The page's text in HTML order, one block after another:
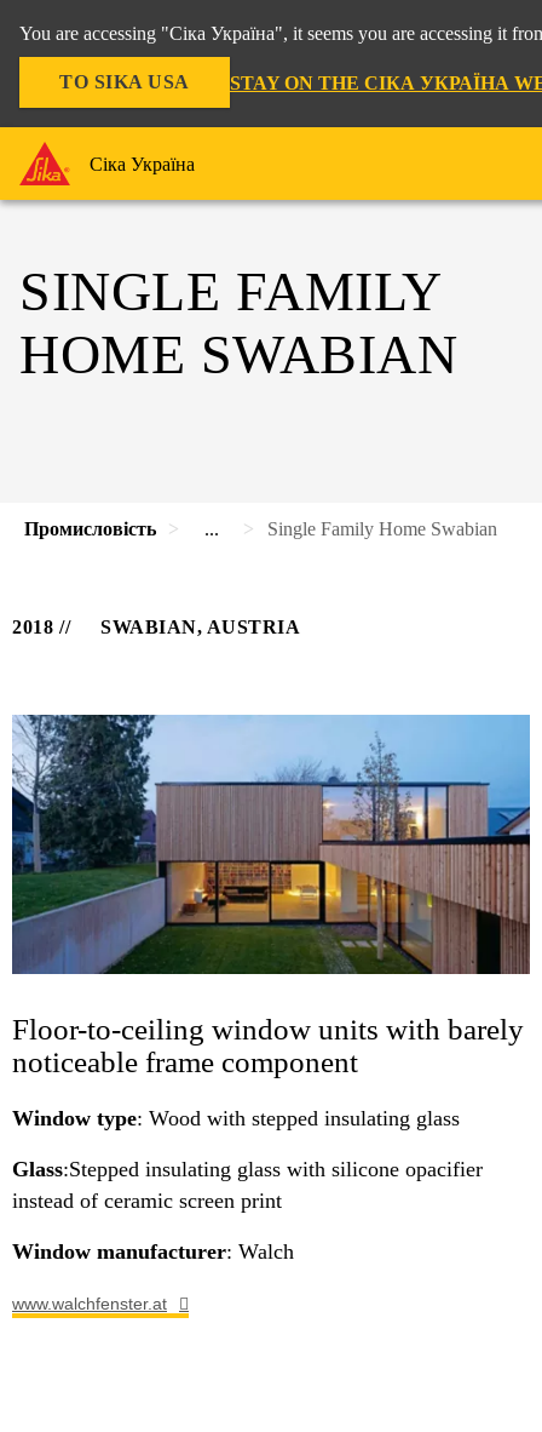
You are accessing "Сіка Україна", it seems you are accessing it
TO SIKA USA STAY ON THE СІКА УКРАЇНА
Сіка Україна
SINGLE FAMILY
HOME SWABIAN
Промисловість ... Single Family Home Swabian
2018 SWABIAN, AUSTRIA
Floor-to-ceiling window units with barely
noticeable frame component
Window type: Wood with stepped insulating glass
Glass:Stepped insulating glass with silicone opacifier
instead of ceramic screen print
Window manufacturer: Walch
www.walchfenster.at